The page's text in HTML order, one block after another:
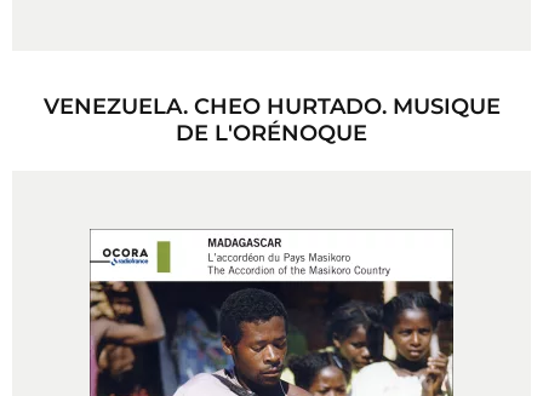
VENEZUELA. CHEO HURTADO. MUSIQUE
DE L'ORÉNOQUE